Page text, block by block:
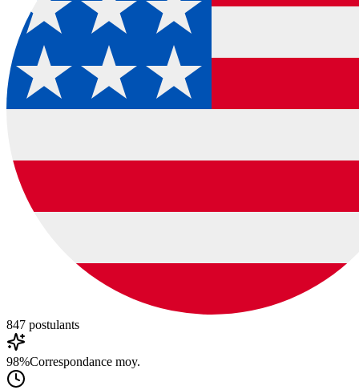
847 postulants
98%Correspondance moy.